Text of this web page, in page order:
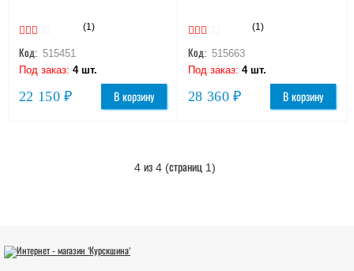
(1)
Код: 515451
Под заказ: 4 шт.
22 150 ₽ В корзину
(1)
Код: 515663
Под заказ: 4 шт.
28 360 ₽ В корзину
4 из 4 (страниц 1)